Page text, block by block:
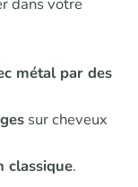
dans votre
métal par des
sur cheveux
classique.